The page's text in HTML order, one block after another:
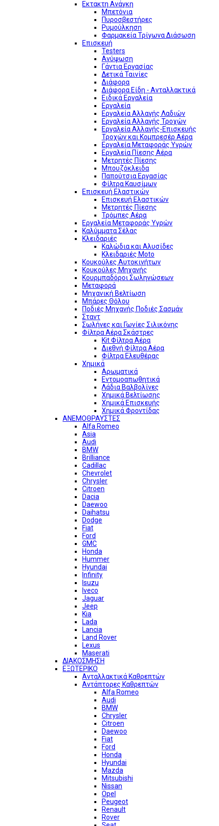
Εκτακτη Ανάγκη
Μπετόνια
Πυροσβεστήρες
Ρυμούλκηση
Φαρμακεία Τρίγωνα Διάσωση
Επισκευή
Testers
Ανύψωση
Γάντια Εργασίας
Δετικά Ταινίες
Διάφορα
Διάφορα Είδη - Ανταλλακτικά
Ειδικά Εργαλεία
Εργαλεία
Εργαλεία Αλλαγής Λαδιών
Εργαλεία Αλλαγής Τροχών
Εργαλεία Αλλαγής-Επισκευής
Τροχών και Κομπρεσέρ Αέρα
Εργαλεία Μεταφοράς Υγρών
Εργαλεία Πίεσης Αέρα
Μετρητές Πίεσης
Μπουζόκλειδα
Παπούτσια Εργασίας
Φίλτρα Καυσίμων
Επισκευή Ελαστικών
Επισκευή Ελαστικών
Μετρητές Πίεσης
Τρόμπες Αέρα
Εργαλεία Μεταφοράς Υγρών
Καλύμματα Σέλας
Κλειδαριές
Καλώδια και Αλυσίδες
Κλειδαριές Moto
Κουκούλες Αυτοκινήτων
Κουκούλες Μηχανής
Κουρμπαδόροι Σωληνώσεων
Μεταφορά
Μηχανική Βελτίωση
Μπάρες Θόλου
Ποδιές Μηχανής Ποδιές Σασμάν
Σταντ
Σωλήνες και Γωνίες Σιλικόνης
Φίλτρα Αέρα Σκάστρες
Kit Φίλτρα Αέρα
Διεθνή Φίλτρα Αέρα
Φίλτρα Ελευθέρας
Χημικά
Αρωματικά
Εντομοαπωθητικά
Λάδια Βαλβολίνες
Χημικά Βελτίωσης
Χημικά Επισκευής
Χημικά Φροντίδας
ΑΝΕΜΟΘΡΑΥΣΤΕΣ
Alfa Romeo
Asia
Audi
BMW
Brilliance
Cadillac
Chevrolet
Chrysler
Citroen
Dacia
Daewoo
Daihatsu
Dodge
Fiat
Ford
GMC
Honda
Hummer
Hyundai
Infinity
Isuzu
Iveco
Jaguar
Jeep
Kia
Lada
Lancia
Land Rover
Lexus
Maserati
ΔΙΑΚΟΣΜΗΣΗ
ΕΞΩΤΕΡΙΚΟ
Ανταλλακτικά Καθρεπτών
Αντάπτορες Καθρεπτών
Alfa Romeo
Audi
BMW
Chrysler
Citroen
Daewoo
Fiat
Ford
Honda
Hyundai
Mazda
Mitsubishi
Nissan
Opel
Peugeot
Renault
Rover